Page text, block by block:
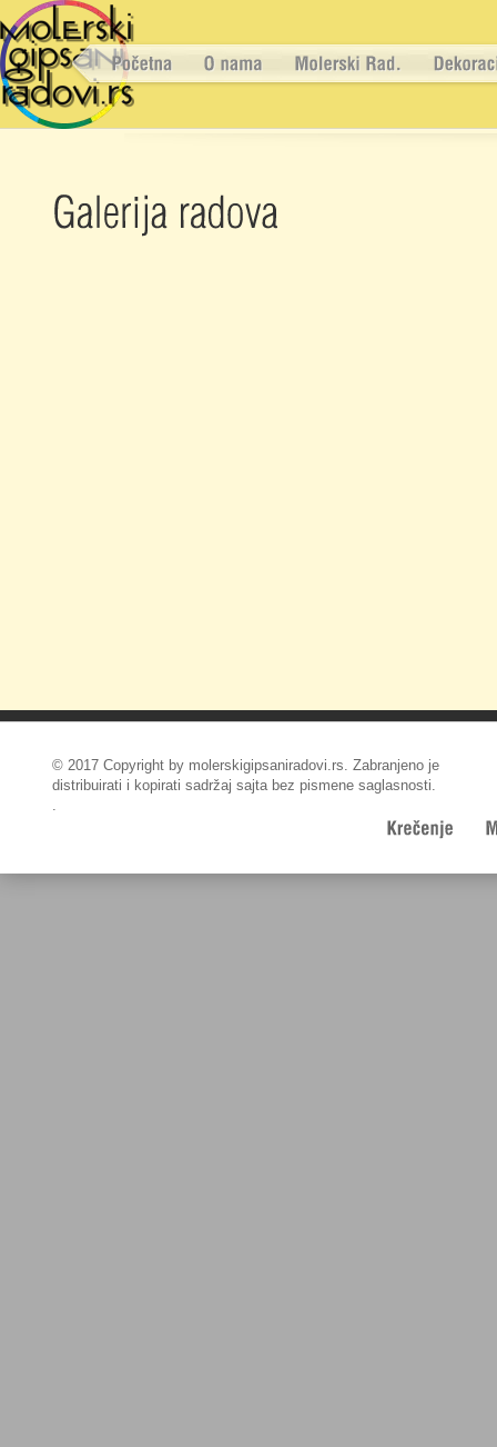
© 2017 Copyright by molerskigipsaniradovi.rs. Zabranjeno je
distribuirati i kopirati sadržaj sajta bez pismene saglasnosti.
.